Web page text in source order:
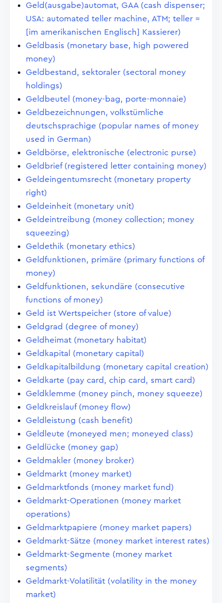
Geld(ausgabe)automat, GAA (cash dispenser;
USA: automated teller machine, ATM; teller =
[im amerikanischen Englisch] Kassierer)
Geldbasis (monetary base, high powered
money)
Geldbestand, sektoraler (sectoral money
holdings)
Geldbeutel (money-bag, porte-monnaie)
Geldbezeichnungen, volkstümliche
deutschsprachige (popular names of money
used in German)
Geldbörse, elektronische (electronic purse)
Geldbrief (registered letter containing money)
Geldeingentumsrecht (monetary property
right)
Geldeinheit (monetary unit)
Geldeintreibung (money collection; money
squeezing)
Geldethik (monetary ethics)
Geldfunktionen, primäre (primary functions of
money)
Geldfunktionen, sekundäre (consecutive
functions of money)
Geld ist Wertspeicher (store of value)
Geldgrad (degree of money)
Geldheimat (monetary habitat)
Geldkapital (monetary capital)
Geldkapitalbildung (monetary capital creation)
Geldkarte (pay card, chip card, smart card)
Geldklemme (money pinch, money squeeze)
Geldkreislauf (money flow)
Geldleistung (cash benefit)
Geldleute (moneyed men; moneyed class)
Geldlücke (money gap)
Geldmakler (money broker)
Geldmarkt (money market)
Geldmarktfonds (money market fund)
Geldmarkt-Operationen (money market
operations)
Geldmarktpapiere (money market papers)
Geldmarkt-Sätze (money market interest rates)
Geldmarkt-Segmente (money market
segments)
Geldmarkt-Volatilität (volatility in the money
market)